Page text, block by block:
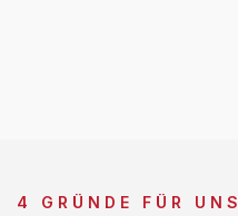
4 GRÜNDE FÜR UNS